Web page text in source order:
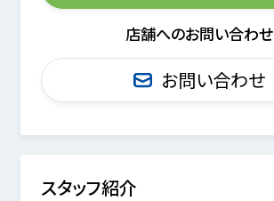
店舗へのお問い合わせ
お問い合わせ
スタッフ紹介